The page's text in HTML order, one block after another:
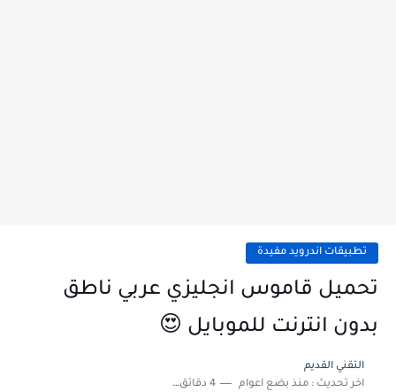
تطبيقات اندرويد مفيدة
تحميل قاموس انجليزي عربي ناطق
بدون انترنت للموبايل 😍
التقني القديم
اخر تحديث :منذ بضع اعوام 4 دقائق للقراءة